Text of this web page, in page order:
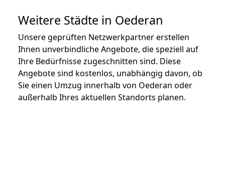
Weitere Städte in Oederan
Unsere geprüften Netzwerkpartner erstellen
Ihnen unverbindliche Angebote, die speziell auf
Ihre Bedürfnisse zugeschnitten sind. Diese
Angebote sind kostenlos, unabhängig davon, ob
Sie einen Umzug innerhalb von Oederan oder
außerhalb Ihres aktuellen Standorts planen.